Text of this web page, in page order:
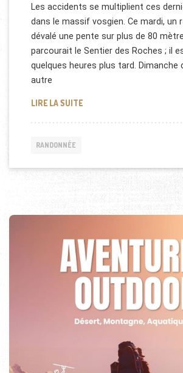
Les accidents se multiplient ces
dans le massif vosgien. Ce mardi, un
dévalé une pente sur plus de 80
parcourait le Sentier des Roches ; il
quelques heures plus tard. Dimanche
autre
LIRE LA SUITELES DANGERS DU MASSIF
RANDONNÉE